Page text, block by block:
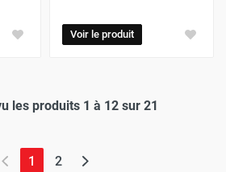
Voir le produit
les produits 1 à 12 sur 21
1 (page actuelle)
2